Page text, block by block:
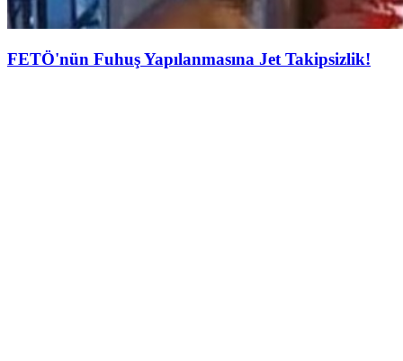
FETÖ'nün Fuhuş Yapılanmasına Jet Takipsizlik!